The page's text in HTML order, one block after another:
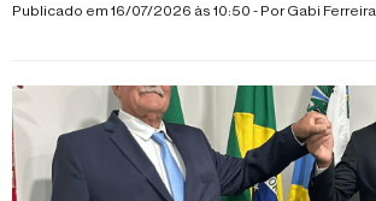
Publicado em 16/07/2026 às 10:50 - PorGabi Ferreira